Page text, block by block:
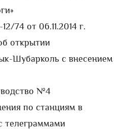
74 от 06.11.2014 г.
открытии
Шубарколь с внесением
№4
по станциям в
телеграммами